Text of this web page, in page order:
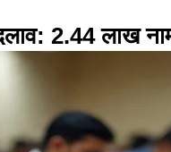
2.44 लाख